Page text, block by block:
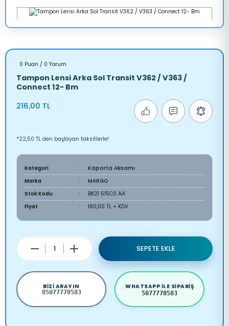
0 Puan / 0 Yorum
Tampon Lensi Arka Sol Transit V362 / V363 /
Connect 12- Bm
216,00 TL
*22,50 TL den başlayan taksitlerle!
Kategori
Kaporta Aksamı
Marka
MARGO
Stok Kodu
BK21 515C0 AA
Fiyat
180,00 TL + KDV
SEPETE EKLE
BIZI ARAYIN
05077770583
WHATSAPP ILE SIPARIŞ
5077770583